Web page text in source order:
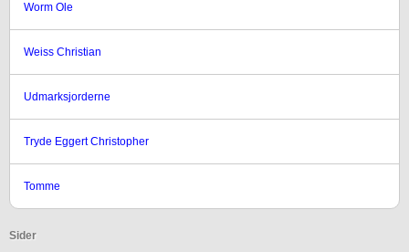
Worm Ole
Weiss Christian
Udmarksjorderne
Tryde Eggert Christopher
Tomme
Sider